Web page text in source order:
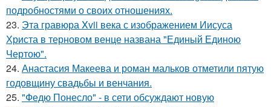
подробностями о своих отношениях.
23. Эта гравюра Xvii века с изображением Иисуса
Христа в терновом венце названа "Единый Единою
Чертою".
24. Анастасия Макеева и роман мальков отметили пятую
годовщину свадьбы и венчания.
25. "Федю Понесло" - в сети обсуждают новую